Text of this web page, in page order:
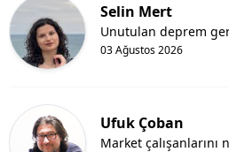
Selin Mert
03 Ağustos 2026
Unutulan deprem
Ufuk Çoban
Market